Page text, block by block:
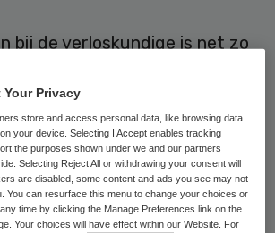
bij de verloskundige is net zo
van een gynaecoloog. Dat
onderzoekers van het AMC en
is het de gewoonte dat
een laag risico op complicaties
Your Privacy
store and access personal data, like browsing data
your device. Selecting I Accept enables tracking
the purposes shown under we and our partners
Selecting Reject All or withdrawing your consent will
are disabled, some content and ads you see may not
You can resurface this menu to change your choices or
time by clicking the Manage Preferences link on the
Your choices will have effect within our Website. For